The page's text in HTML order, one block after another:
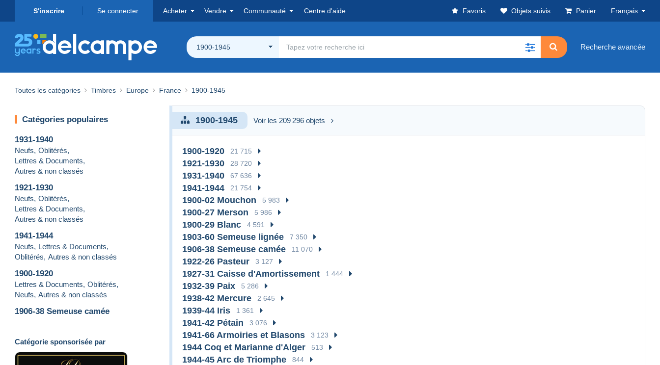
S'inscrire Se connecter Acheter Vendre Communauté Centre d'aide Favoris Objets suivis Panier Français
1900-1945 Recherche avancée
Toutes les catégories Timbres Europe France 1900-1945
Catégories populaires
1931-1940
Neufs, Oblitérés,
Lettres & Documents,
Autres & non classés
1921-1930
Neufs, Oblitérés,
Lettres & Documents,
Autres & non classés
1941-1944
Neufs, Lettres & Documents,
Oblitérés, Autres & non classés
1900-1920
Lettres & Documents, Oblitérés,
Neufs, Autres & non classés
1906-38 Semeuse camée
Catégorie sponsorisée par
1900-1945 Voir les 209 296 objets
1900-1920 21 715
1921-1930 28 720
1931-1940 67 636
1941-1944 21 754
1900-02 Mouchon 5 983
1900-27 Merson 5 986
1900-29 Blanc 4 591
1903-60 Semeuse lignée 7 350
1906-38 Semeuse camée 11 070
1922-26 Pasteur 3 127
1927-31 Caisse d'Amortissement 1 444
1932-39 Paix 5 286
1938-42 Mercure 2 645
1939-44 Iris 1 361
1941-42 Pétain 3 076
1941-66 Armoiries et Blasons 3 123
1944 Coq et Marianne d'Alger 513
1944-45 Arc de Triomphe 844